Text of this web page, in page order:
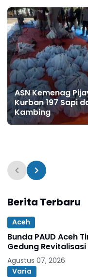
ASN Kemenag
Kurban 197 Sapi
Kambing
Berita Terbaru
Aceh
Bunda PAUD Aceh
Gedung Revitalisasi
Agustus 07, 2026
Varia